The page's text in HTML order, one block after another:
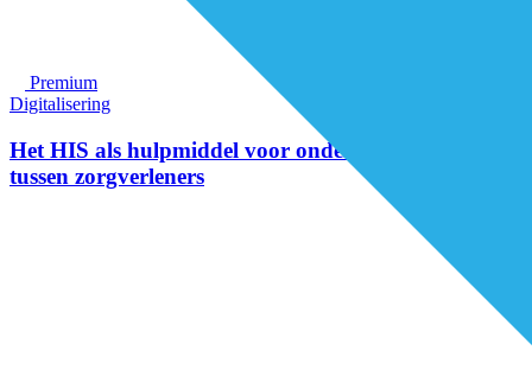
Premium
Digitalisering
Het HIS als hulpmiddel voor onderlinge afstemming
tussen zorgverleners